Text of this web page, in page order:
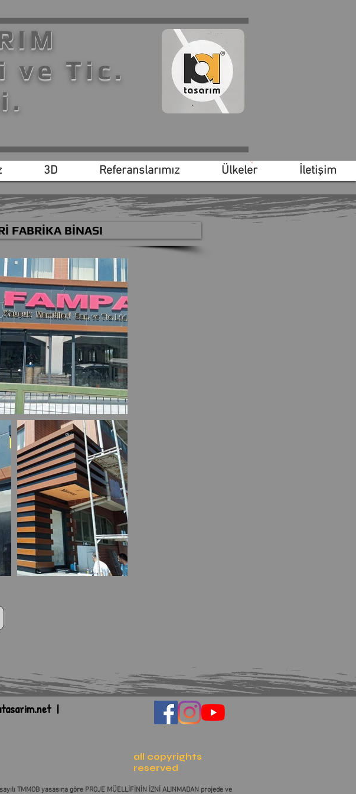
ve Tic.
3D Referanslarımız Ülkeler İletişim
FABRİKA BİNASI
|
all copyrights
reserved
TMMOB yasasına göre PROJE MÜELLİFİNİN İZNİ ALINMADAN projede ve